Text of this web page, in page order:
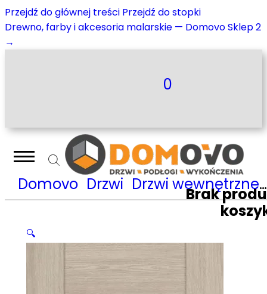
Przejdź do głównej treści Przejdź do stopki
Drewno, farby i akcesoria malarskie — Domovo Sklep 2
→
0
Brak
Domovo Drzwi Drzwi wewnętrzne
🔍